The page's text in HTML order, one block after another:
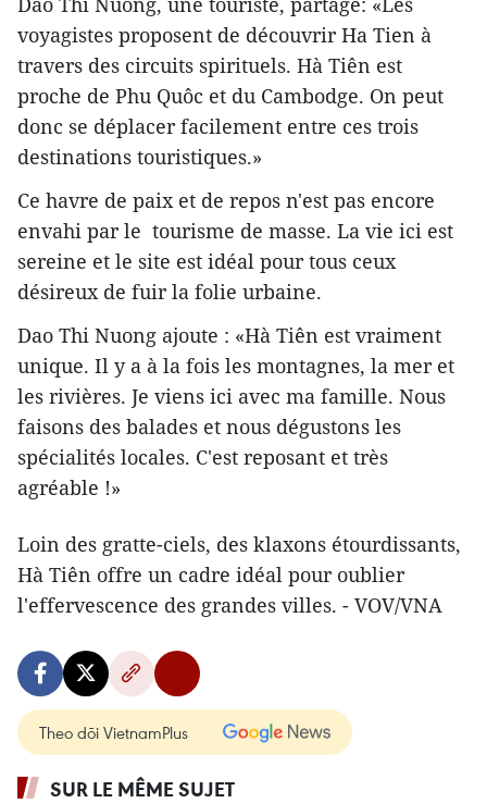
voyagistes proposent de découvrir Ha Tien à
travers des circuits spirituels. Hà Tiên est
proche de Phu Quôc et du Cambodge. On peut
donc se déplacer facilement entre ces trois
destinations touristiques.»
Ce havre de paix et de repos n'est pas encore
envahi par le tourisme de masse. La vie ici est
sereine et le site est idéal pour tous ceux
désireux de fuir la folie urbaine.
Dao Thi Nuong ajoute : «Hà Tiên est vraiment
unique. Il y a à la fois les montagnes, la mer et
les rivières. Je viens ici avec ma famille. Nous
faisons des balades et nous dégustons les
spécialités locales. C'est reposant et très
agréable !»
Loin des gratte-ciels, des klaxons étourdissants,
Hà Tiên offre un cadre idéal pour oublier
l'effervescence des grandes villes. - VOV/VNA
Theo dõi VietnamPlus
SUR LE MÊME SUJET